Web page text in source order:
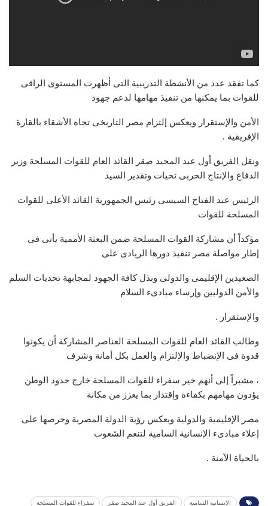
كما تفقد عدد من الأنشطة التدريبية التى أظهرت المستوى الراقى
للقوات بما يمكنها من تنفيذ مهامها لدعم جهود
الأمن والإستقرار ويعكس إلتزام مصر التاريخى تجاه الأشقاء بالقارة
الإفريقية .
ونقل الفريق أول عبد المجيد صقر القائد العام للقوات المسلحة وزير
الدفاع والإنتاج الحربى تحيات وتقدير السيد
الرئيس عبد الفتاح السيسى رئيس الجمهورية القائد الأعلى للقوات
المسلحة للقوات
مؤكداً أن مشاركة القوات المسلحة ضمن البعثة الأممية يأتى فى
إطار مواصلة مصر تنفيذ دورها الريادى على
الصعيدين الإقليمى والدولى وبذل كافة الجهود لمجابهة تحديات السلم
والأمن الدوليين وإرساء مبادىء السلام
والإستقرار .
وطالب القائد العام للقوات المسلحة العناصر المشاركة أن يكونوا
قدوة فى الإنضباط والإلتزام والعمل بكل أمانة وشرف
، مشيراً إلى أنهم خير سفراء للقوات المسلحة خارج حدود الوطن
يؤدون مهامهم بكفاءة وإقتدار بما يعزز من مكانة
مصر الإقليمية والدولية ويعكس رؤية الدولة المصرية وحرصها على
إعلاء مبادىء الإنسانية السامية لتنعم الشعوب
بالحياة الآمنة .
الانسانية السامية الفريق أول عبد المجيد صقر سفراء للقوات المسلحة